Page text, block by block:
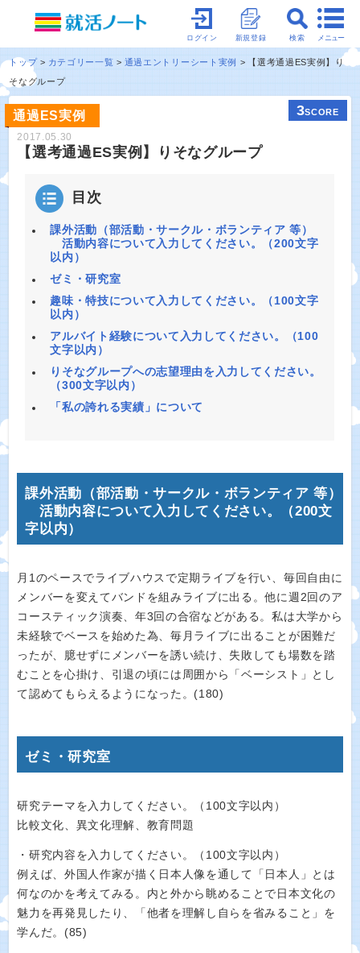
メニュー
検索
新規登録
ログイン
トップ カテゴリー一覧 通過エントリーシート実例
【選考通過ES実例】り
そなグループ
通過ES実例 3SCORE
2017.05.30
【選考通過ES実例】りそなグループ
目次
課外活動（部活動・サークル・ボランティア 等）
活動内容について入力してください。（200文字
以内）
ゼミ・研究室
趣味・特技について入力してください。（100文字
以内）
アルバイト経験について入力してください。（100
文字以内）
りそなグループへの志望理由を入力してください。
（300文字以内）
「私の誇れる実績」について
課外活動（部活動・サークル・ボランティア 等）
活動内容について入力してください。（200文
字以内）
月1のペースでライブハウスで定期ライブを行い、毎回自由に
メンバーを変えてバンドを組みライブに出る。他に週2回のア
コースティック演奏、年3回の合宿などがある。私は大学から
未経験でベースを始めた為、毎月ライブに出ることが困難だ
ったが、臆せずにメンバーを誘い続け、失敗しても場数を踏
むことを心掛け、引退の頃には周囲から「ベーシスト」とし
て認めてもらえるようになった。(180)
ゼミ・研究室
研究テーマを入力してください。（100文字以内）
比較文化、異文化理解、教育問題
・研究内容を入力してください。（100文字以内）
例えば、外国人作家が描く日本人像を通して「日本人」とは
何なのかを考えてみる。内と外から眺めることで日本文化の
魅力を再発見したり、「他者を理解し自らを省みること」を
学んだ。(85)